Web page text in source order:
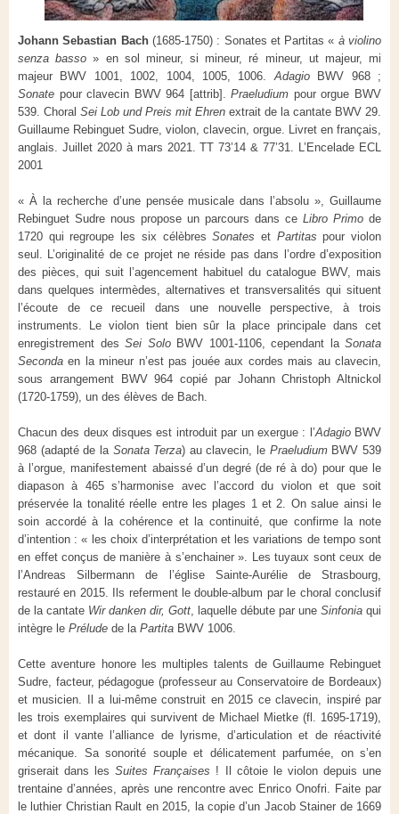
Johann Sebastian Bach(1685-1750) : Sonates et Partitas « à violino
senza basso » en sol mineur, si mineur, ré mineur, ut majeur, mi
majeur BWV 1001, 1002, 1004, 1005, 1006. AdagioBWV 968 ;
Sonate pour clavecin BWV 964 [attrib].Praeludium pour orgue BWV
539. Choral Sei Lob und Preis mit Ehren extrait de la cantate BWV 29.
Guillaume Rebinguet Sudre, violon, clavecin, orgue. Livret en français,
anglais. Juillet 2020 à mars 2021. TT 73’14 & 77’31. L’Encelade ECL
2001
« À la recherche d’une pensée musicale dans l’absolu », Guillaume
Rebinguet Sudre nous propose un parcours dans ce Libro Primo de
1720 qui regroupe les six célèbresSonates et Partitas pour violon
seul. L’originalité de ce projet ne réside pas dans l’ordre d’exposition
des pièces, qui suit l’agencement habituel du catalogue BWV, mais
dans quelques intermèdes, alternatives et transversalités qui situent
l’écoute de ce recueil dans une nouvelle perspective, à trois
instruments. Le violon tient bien sûr la place principale dans cet
enregistrement des Sei SoloBWV 1001-1106, cependant la Sonata
Seconda en la mineur n’est pas jouée aux cordes mais au clavecin,
sous arrangement BWV 964 copié par Johann Christoph Altnickol
(1720-1759), un des élèves de Bach.
Chacun des deux disques est introduit par un exergue : l’AdagioBWV
968 (adapté de la Sonata Terza) au clavecin, le PraeludiumBWV 539
à l’orgue, manifestement abaissé d’un degré (de ré à do) pour que le
diapason à 465 s’harmonise avec l’accord du violon et que soit
préservée la tonalité réelle entre les plages 1 et 2. On salue ainsi le
soin accordé à la cohérence et la continuité, que confirme la note
d’intention : « les choix d’interprétation et les variations de tempo sont
en effet conçus de manière à s’enchainer ». Les tuyaux sont ceux de
l’Andreas Silbermann de l’église Sainte-Aurélie de Strasbourg,
restauré en 2015. Ils referment le double-album par le choral conclusif
de la cantate Wir danken dir, Gott , laquelle débute par une Sinfonia qui
intègre le Prélude de la Partita BWV 1006.
Cette aventure honore les multiples talents de Guillaume Rebinguet
Sudre, facteur, pédagogue (professeur au Conservatoire de Bordeaux)
et musicien. Il a lui-même construit en 2015 ce clavecin, inspiré par
les trois exemplaires qui survivent de Michael Mietke (fl. 1695-1719),
et dont il vante l’alliance de lyrisme, d’articulation et de réactivité
mécanique. Sa sonorité souple et délicatement parfumée, on s’en
griserait dans lesSuites Françaises ! Il côtoie le violon depuis une
trentaine d’années, après une rencontre avec Enrico Onofri. Faite par
le luthier Christian Rault en 2015, la copie d’un Jacob Stainer de 1669